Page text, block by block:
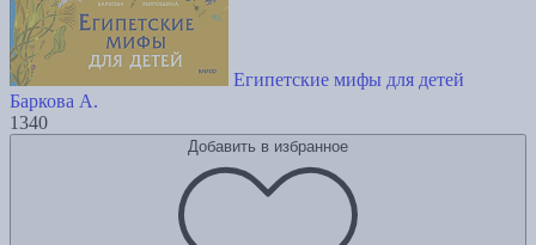
Египетские мифы для детей
Баркова А.
1340
Добавить в избранное